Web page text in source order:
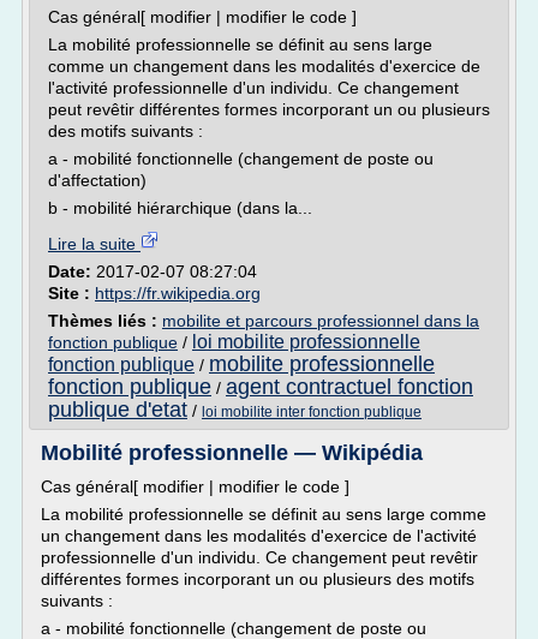
Cas général[ modifier | modifier le code ]
La mobilité professionnelle se définit au sens large
comme un changement dans les modalités d'exercice de
l'activité professionnelle d'un individu. Ce changement
peut revêtir différentes formes incorporant un ou plusieurs
des motifs suivants :
a - mobilité fonctionnelle (changement de poste ou
d'affectation)
b - mobilité hiérarchique (dans la...
Lire la suite
Date: 2017-02-07 08:27:04
Site : https://fr.wikipedia.org
Thèmes liés : mobilite et parcours professionnel dans la
fonction publique / loi mobilite professionnelle
fonction publique / mobilite professionnelle
fonction publique / agent contractuel fonction
publique d'etat / loi mobilite inter fonction publique
Mobilité professionnelle — Wikipédia
Cas général[ modifier | modifier le code ]
La mobilité professionnelle se définit au sens large comme
un changement dans les modalités d'exercice de l'activité
professionnelle d'un individu. Ce changement peut revêtir
différentes formes incorporant un ou plusieurs des motifs
suivants :
a - mobilité fonctionnelle (changement de poste ou